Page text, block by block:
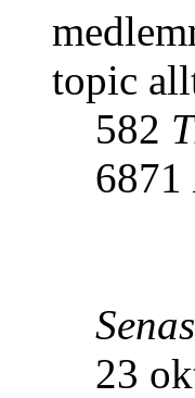
topic
582
6871
23